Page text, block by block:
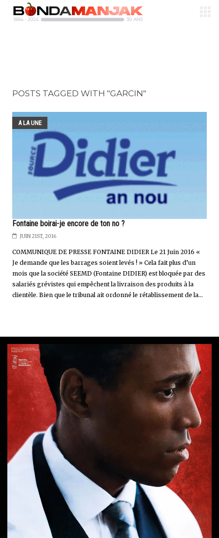
POSTS TAGGED WITH "GARCIN"
A LA UNE
Fontaine boirai-je encore de ton no ?
JUIN 21ST, 2016
COMMUNIQUE DE PRESSE FONTAINE DIDIER Le 21 Juin 2016 «
Je demande que les barrages soient levés ! » Cela fait plus d’un
mois que la société SEEMD (Fontaine DIDIER) est bloquée par des
salariés grévistes qui empêchent la livraison des produits à la
clientèle. Bien que le tribunal ait ordonné le rétablissement de la...